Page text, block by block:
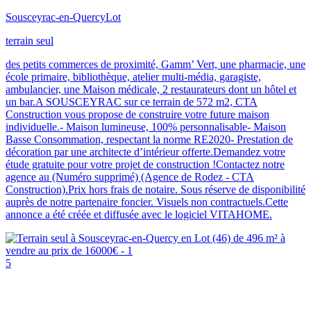
Sousceyrac-en-QuercyLot
terrain seul
des petits commerces de proximité, Gamm’ Vert, une pharmacie, une
école primaire, bibliothèque, atelier multi-média, garagiste,
ambulancier, une Maison médicale, 2 restaurateurs dont un hôtel et
un bar.A SOUSCEYRAC sur ce terrain de 572 m2, CTA
Construction vous propose de construire votre future maison
individuelle.- Maison lumineuse, 100% personnalisable- Maison
Basse Consommation, respectant la norme RE2020- Prestation de
décoration par une architecte d’intérieur offerte.Demandez votre
étude gratuite pour votre projet de construction !Contactez notre
agence au (Numéro supprimé) (Agence de Rodez - CTA
Construction).Prix hors frais de notaire. Sous réserve de disponibilité
auprès de notre partenaire foncier. Visuels non contractuels.Cette
annonce a été créée et diffusée avec le logiciel VITAHOME.
5